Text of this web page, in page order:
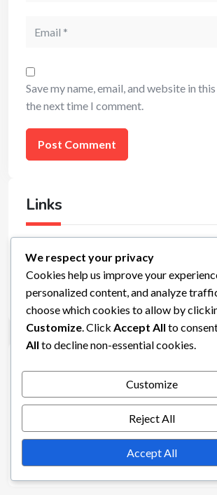
Save my name, email, and website in
the next time I comment.
Links
Über uns
Kontaktieren Sie uns
Kategorien
Evony Bonus-Events
Evony Geschenkcodes
Evony Meilensteinpreise
We respect your privacy
Cookies help us improve your
personalized content, and analyze
choose which cookies to allow by
Customize . Click Accept All to
All to decline non-essential cookies.
Customize
Reject All
Accept All